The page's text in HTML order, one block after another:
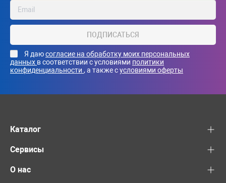
ПОДПИСАТЬСЯ
Я даюсогласие на обработку моих персональных
данных в соответствии с условиями политики
конфиденциальности , а также сусловиями оферты
Каталог
Сервисы
О нас